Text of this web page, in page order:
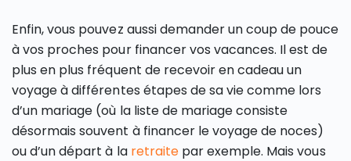
Enfin, vous pouvez aussi demander un coup de pouce
à vos proches pour financer vos vacances. Il est de
plus en plus fréquent de recevoir en cadeau un
voyage à différentes étapes de sa vie comme lors
d’un mariage (où la liste de mariage consiste
désormais souvent à financer le voyage de noces)
ou d’un départ à la retraitepar exemple. Mais vous